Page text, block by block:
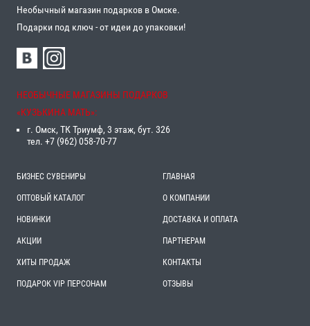
Необычный магазин подарков в Омске.
Подарки под ключ - от идеи до упаковки!
НЕОБЫЧНЫЕ МАГАЗИНЫ ПОДАРКОВ
«‎КУЗЬКИНА МАТЬ»‎:
г. Омск, ТК Триумф, 3 этаж, бут. 326
тел. +7 (962) 058-70-77
БИЗНЕС СУВЕНИРЫ
ОПТОВЫЙ КАТАЛОГ
НОВИНКИ
АКЦИИ
ХИТЫ ПРОДАЖ
ПОДАРОК VIP ПЕРСОНАМ
ГЛАВНАЯ
О КОМПАНИИ
ДОСТАВКА И ОПЛАТА
ПАРТНЕРАМ
КОНТАКТЫ
ОТЗЫВЫ